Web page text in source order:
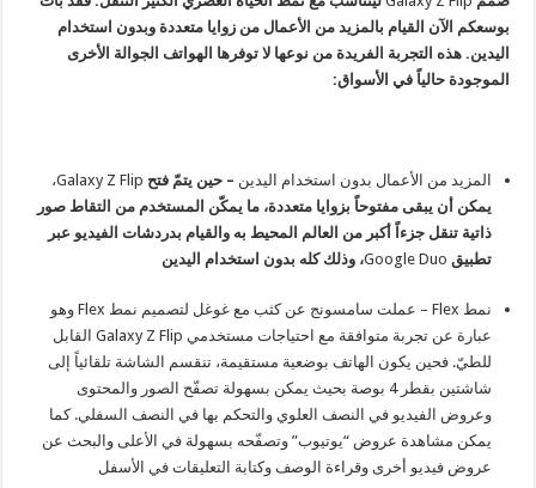
بوسعكم الآن القيام بالمزيد من الأعمال من زوايا متعددة وبدون استخدام
اليدين. هذه التجربة الفريدة من نوعها لا توفرها الهواتف الجوالة الأخرى
الموجودة حالياً في الأسواق:
المزيد من الأعمال بدون استخدام اليدين– حين يتمّ فتح Galaxy Z Flip،
يمكن أن يبقى مفتوحاً بزوايا متعددة، ما يمكّن المستخدم من التقاط صور
ذاتية تنقل جزءاً أكبر من العالم المحيط به والقيام بدردشات الفيديو عبر
تطبيق Google Duo، وذلك كله بدون استخدام اليدين
نمطFlex – عملت سامسونج عن كثب مع غوغل لتصميم نمط Flexوهو
عبارة عن تجربة متوافقة مع احتياجات مستخدمي Galaxy Z Flipالقابل
للطيّ. فحين يكون الهاتف بوضعية مستقيمة، تنقسم الشاشة تلقائياً إلى
شاشتين بقطر 4 بوصة بحيث يمكن بسهولة تصفّح الصور والمحتوى
وعروض الفيديو في النصف العلوي والتحكم بها في النصف السفلي. كما
يمكن مشاهدة عروض “يوتيوب” وتصفّحه بسهولة في الأعلى والبحث عن
عروض فيديو أخرى وقراءة الوصف وكتابة التعليقات في الأسفل